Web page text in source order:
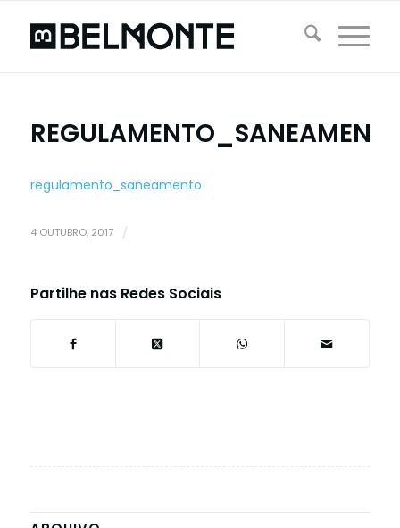
regulamento_saneamento
4 OUTUBRO, 2017 /
Partilhe nas Redes Sociais